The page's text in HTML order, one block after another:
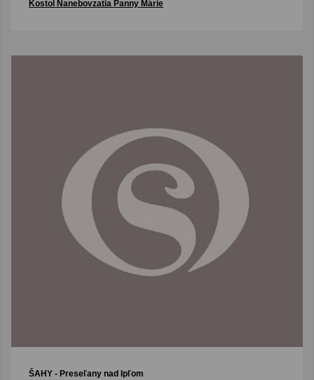
Kostol Nanebovzatia Panny Márie
ŠAHY - Preseľany nad Ipľom